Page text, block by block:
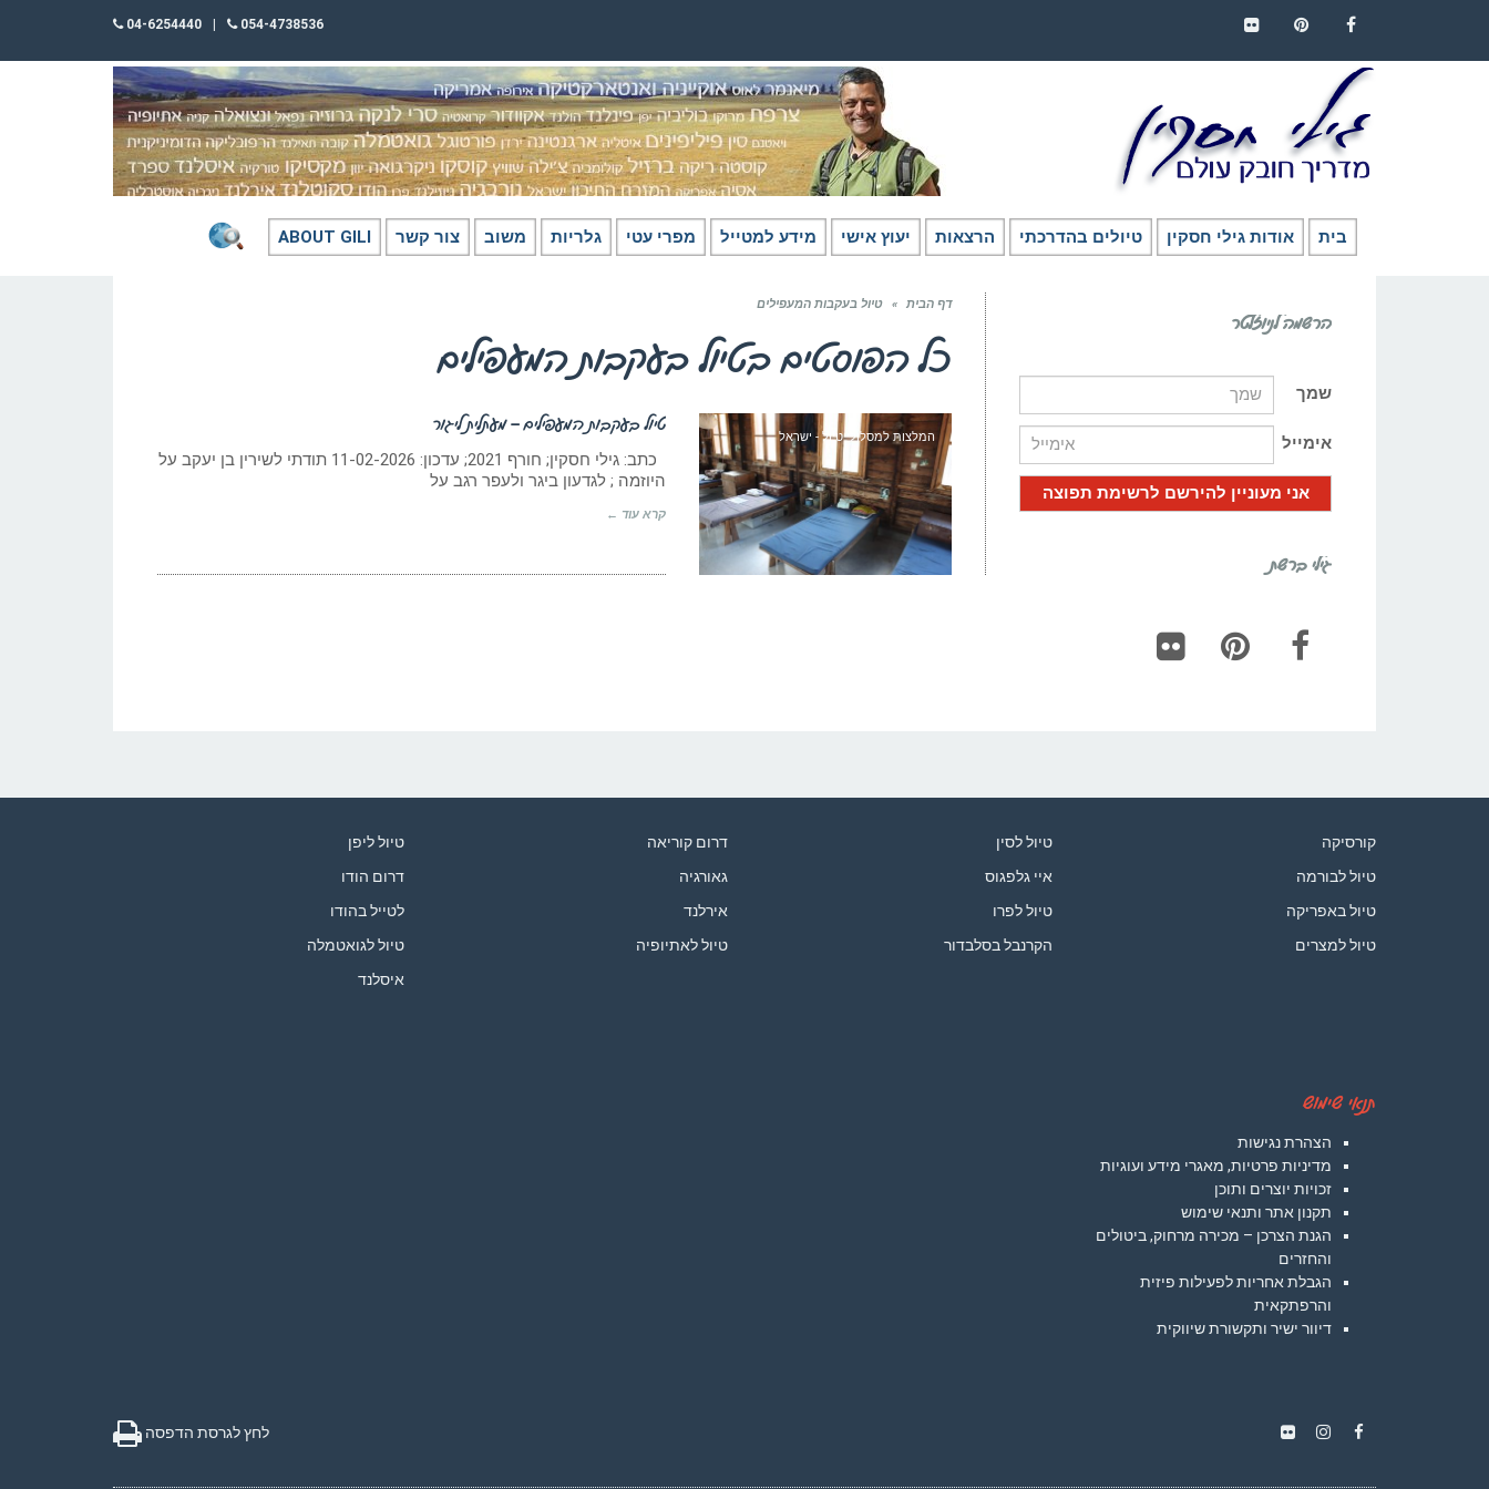
054-4738536
04-6254440
בית אודות גילי חסקין טיולים בהדרכתי הרצאות יעוץ אישי מידע למטייל מפרי עטי גלריות משוב צור קשר ABOUT GILI
דף הבית » טיול בעקבות המעפילים
כל הפוסטים בטיול בעקבות המעפילים
המלצות למסלולי טיול - ישראל
טיול בעקבות המעפילים – מעתלית ליגור
כתב: גילי חסקין; חורף 2021; עדכון: 11-02-2026 תודתי לשירין בן יעקב על
היוזמה ; לגדעון ביגר ולעפר רגב על
קרא עוד ←
הרשמה לניוזלטר
שמך
אימייל
גילי ברשת
קורסיקה
טיול לבורמה
טיול באפריקה
טיול למצרים
טיול לסין
איי גלפגוס
טיול לפרו
הקרנבל בסלבדור
דרום קוריאה
גאורגיה
אירלנד
טיול לאתיופיה
טיול ליפן
דרום הודו
לטייל בהודו
טיול לגואטמלה
איסלנד
תנאי שימוש
הצהרת נגישות
מדיניות פרטיות, מאגרי מידע ועוגיות
זכויות יוצרים ותוכן
תקנון אתר ותנאי שימוש
הגנת הצרכן – מכירה מרחוק, ביטולים
והחזרים
הגבלת אחריות לפעילות פיזית
והרפתקאית
דיוור ישיר ותקשורת שיווקית
לחץ לגרסת הדפסה